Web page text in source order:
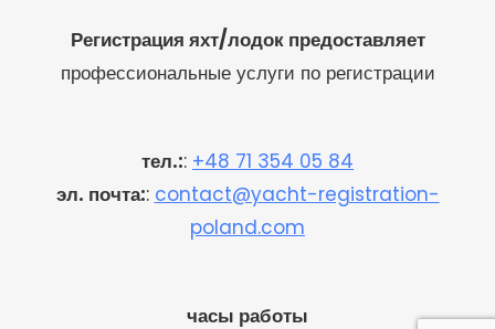
Регистрация яхт/лодок предоставляет
профессиональные услуги по регистрации
тел.:: +48 71 354 05 84
эл. почта:: contact@yacht-registration-
poland.com
часы работы